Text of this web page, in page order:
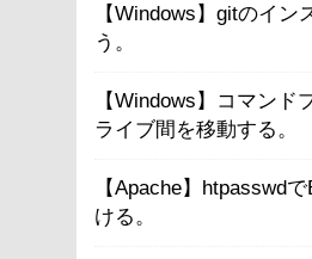
【Windows】gitのイン
う。
【Windows】コマンド
ライブ間を移動する。
【Apache】htpasswd
ける。